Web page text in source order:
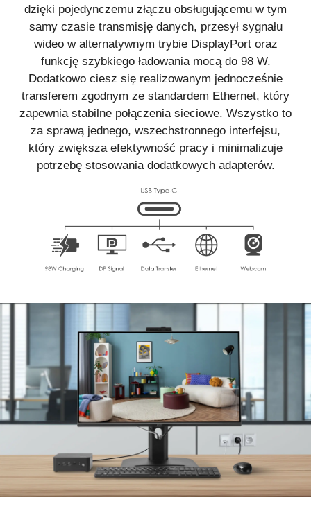
dzięki pojedynczemu złączu obsługującemu w tym
samy czasie transmisję danych, przesył sygnału
wideo w alternatywnym trybie DisplayPort oraz
funkcję szybkiego ładowania mocą do 98 W.
Dodatkowo ciesz się realizowanym jednocześnie
transferem zgodnym ze standardem Ethernet, który
zapewnia stabilne połączenia sieciowe. Wszystko to
za sprawą jednego, wszechstronnego interfejsu,
który zwiększa efektywność pracy i minimalizuje
potrzebę stosowania dodatkowych adapterów.